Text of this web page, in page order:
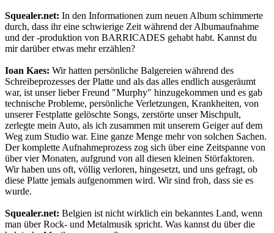
Squealer.net: In den Informationen zum neuen Album schimmerte
durch, dass ihr eine schwierige Zeit während der Albumaufnahme
und der -produktion von BARRICADES gehabt habt. Kannst du
mir darüber etwas mehr erzählen?
Ioan Kaes: Wir hatten persönliche Balgereien während des
Schreibeprozesses der Platte und als das alles endlich ausgeräumt
war, ist unser lieber Freund "Murphy" hinzugekommen und es gab
technische Probleme, persönliche Verletzungen, Krankheiten, von
unserer Festplatte gelöschte Songs, zerstörte unser Mischpult,
zerlegte mein Auto, als ich zusammen mit unserem Geiger auf dem
Weg zum Studio war. Eine ganze Menge mehr von solchen Sachen.
Der komplette Aufnahmeprozess zog sich über eine Zeitspanne von
über vier Monaten, aufgrund von all diesen kleinen Störfaktoren.
Wir haben uns oft, völlig verloren, hingesetzt, und uns gefragt, ob
diese Platte jemals aufgenommen wird. Wir sind froh, dass sie es
wurde.
Squealer.net: Belgien ist nicht wirklich ein bekanntes Land, wenn
man über Rock- und Metalmusik spricht. Was kannst du über die